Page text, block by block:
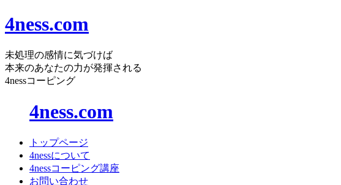
4ness.com
未処理の感情に気づけば
本来のあなたの力が発揮される
4nessコーピング
4ness.com
トップページ
4nessについて
4nessコーピング講座
お問い合わせ